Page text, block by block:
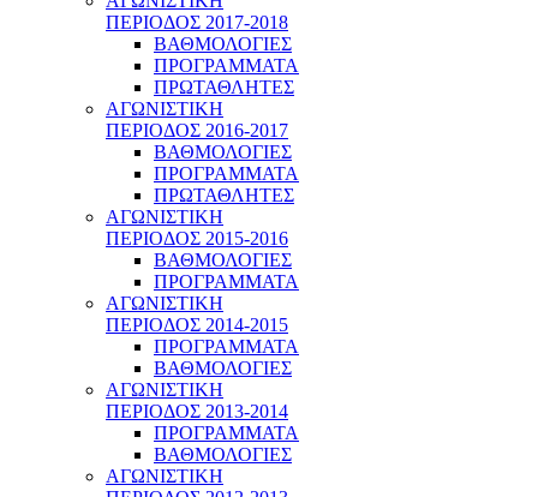
ΠΕΡΙΟΔΟΣ 2017-2018
ΒΑΘΜΟΛΟΓΙΕΣ
ΠΡΟΓΡΑΜΜΑΤΑ
ΠΡΩΤΑΘΛΗΤΕΣ
ΑΓΩΝΙΣΤΙΚΗ
ΠΕΡΙΟΔΟΣ 2016-2017
ΒΑΘΜΟΛΟΓΙΕΣ
ΠΡΟΓΡΑΜΜΑΤΑ
ΠΡΩΤΑΘΛΗΤΕΣ
ΑΓΩΝΙΣΤΙΚΗ
ΠΕΡΙΟΔΟΣ 2015-2016
ΒΑΘΜΟΛΟΓΙΕΣ
ΠΡΟΓΡΑΜΜΑΤΑ
ΑΓΩΝΙΣΤΙΚΗ
ΠΕΡΙΟΔΟΣ 2014-2015
ΠΡΟΓΡΑΜΜΑΤΑ
ΒΑΘΜΟΛΟΓΙΕΣ
ΑΓΩΝΙΣΤΙΚΗ
ΠΕΡΙΟΔΟΣ 2013-2014
ΠΡΟΓΡΑΜΜΑΤΑ
ΒΑΘΜΟΛΟΓΙΕΣ
ΑΓΩΝΙΣΤΙΚΗ